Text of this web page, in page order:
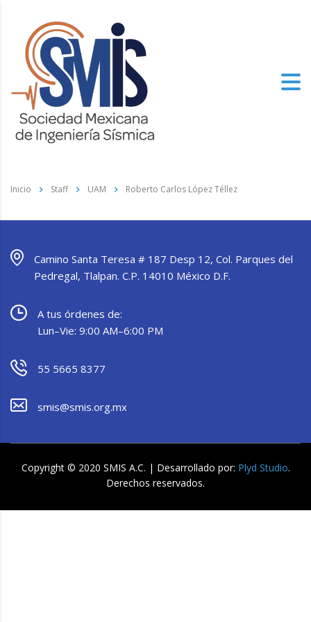
Inicio Staff UAM Roberto Carlos López Téllez
Camino Santa Teresa # 187 Desp 12, Col. Parques del
Pedregal, Tlalpan. C.P. 14010 México D.F.
A tus órdenes de:
Lun–Vie: 9:00 AM–6:00 PM
55 5665 8377
smis@smis.org.mx
Copyright © 2020 SMIS A.C. | Desarrollado por: Plyd Studio.
Derechos reservados.